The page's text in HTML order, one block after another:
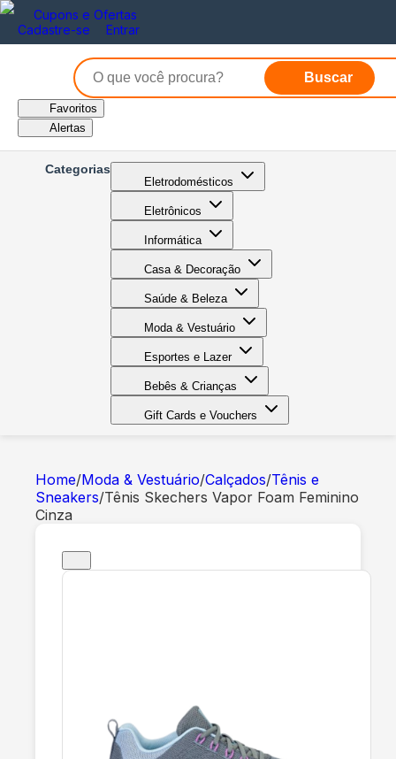
Cupons e Ofertas
Cadastre-se
Entrar
Buscar
Favoritos
Alertas
Categorias
Eletrodomésticos
Eletrônicos
Informática
Casa & Decoração
Saúde & Beleza
Moda & Vestuário
Esportes e Lazer
Bebês & Crianças
Gift Cards e Vouchers
Home/Moda & Vestuário/Calçados/Tênis e
Sneakers/Tênis Skechers Vapor Foam Feminino
Cinza